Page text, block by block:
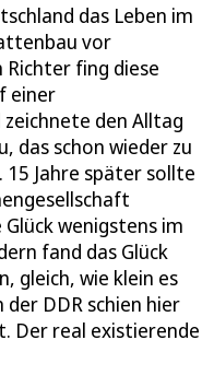
das Leben im
vor
fing diese
einer
den Alltag
das schon wieder zu
15 Jahre später sollte
wenigstens im
fand das Glück
gleich, wie klein es
der DDR schien hier
Der real existierende